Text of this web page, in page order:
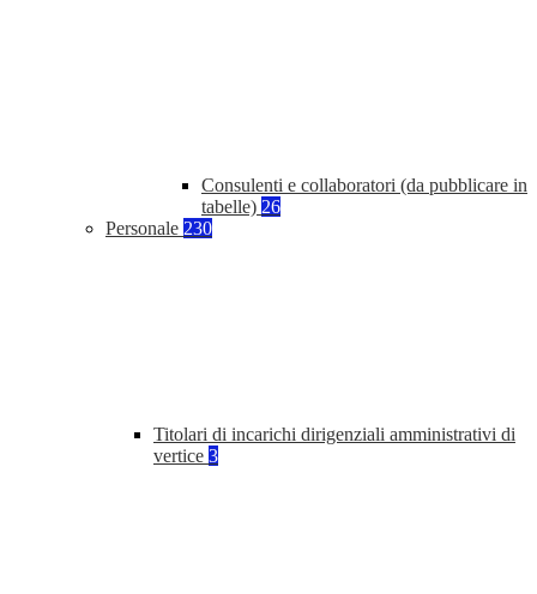
Consulenti e collaboratori (da pubblicare in
tabelle) 26
Personale 230
Titolari di incarichi dirigenziali amministrativi di
vertice 3